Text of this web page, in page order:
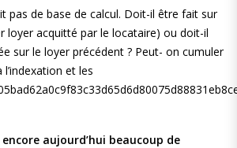
pas de base de calcul. Doit-il être fait sur
loyer acquitté par le locataire) ou doit-il
sur le loyer précédent ? Peut- on cumuler
et les
aujourd’hui beaucoup de